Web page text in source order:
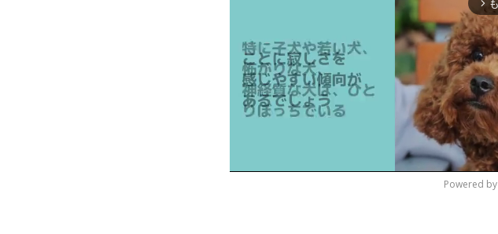
arrow_forward_ios
Powered by